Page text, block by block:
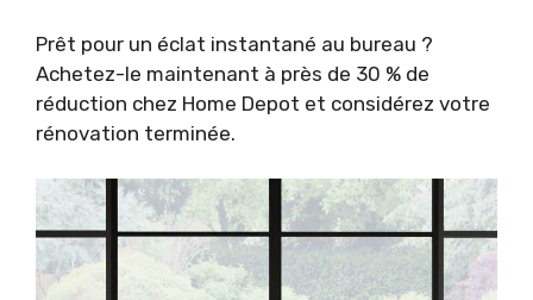
Prêt pour un éclat instantané au bureau ?
Achetez-le maintenant à près de 30 % de
réduction chez Home Depot et considérez votre
rénovation terminée.